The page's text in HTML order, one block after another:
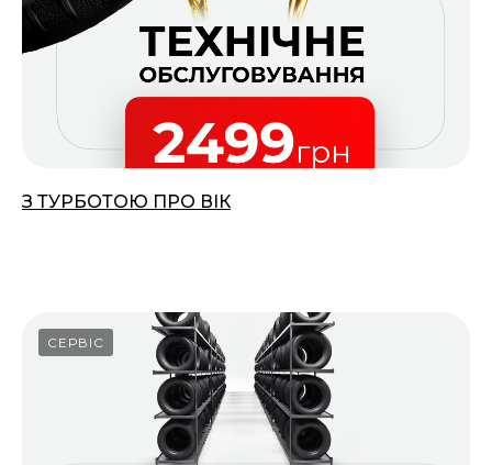
З ТУРБОТОЮ ПРО ВІК
СЕРВІС